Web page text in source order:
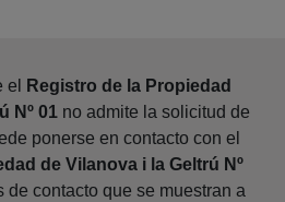
el
Registro de la Propiedad
Nº 01 no admite la solicitud de
ponerse en contacto con el
de Vilanova i la Geltrú Nº
de contacto que se muestran a